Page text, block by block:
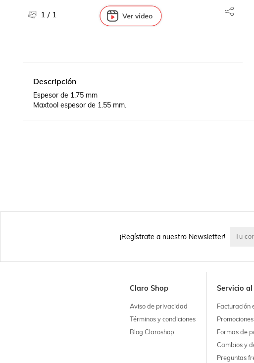
1 / 1
Descripción
Espesor de 1.75 mm
Maxtool espesor de 1.55 mm.
¡Regístrate a nuestro Newsletter!
Claro Shop
Aviso de privacidad
Términos y condiciones
Blog Claroshop
Servicio
Facturación
Formas de
Cambios y
Preguntas